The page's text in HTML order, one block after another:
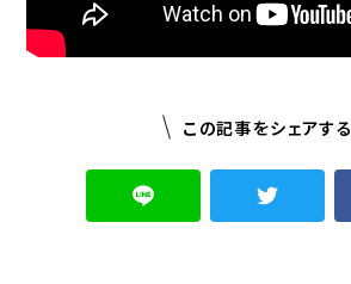
この記事をシェアする